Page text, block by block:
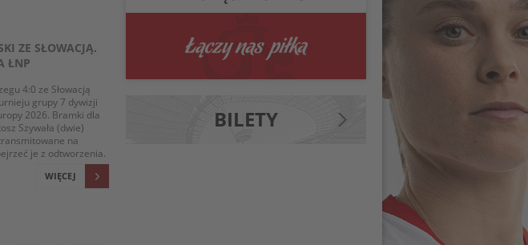
ZE SŁOWACJĄ.
ŁNP
4:0 ze Słowacją
grupy 7 dywizji
2026. Bramki dla
Szywała (dwie)
na
je z odtworzenia.
WIĘCEJ
BILETY